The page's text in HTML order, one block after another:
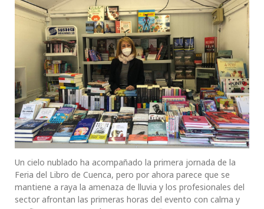
Un cielo nublado ha acompañado la primera jornada de la
Feria del Libro de Cuenca, pero por ahora parece que se
mantiene a raya la amenaza de lluvia y los profesionales del
sector afrontan las primeras horas del evento con calma y